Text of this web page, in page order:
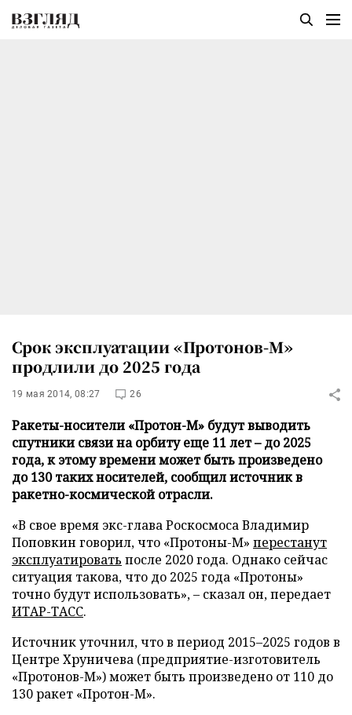
Срок эксплуатации «Протонов-М»
продлили до 2025 года
19 мая 2014, 08:27 26
Ракеты-носители «Протон-М» будут выводить
спутники связи на орбиту еще 11 лет – до 2025
года, к этому времени может быть произведено
до 130 таких носителей, сообщил источник в
ракетно-космической отрасли.
«В свое время экс-глава Роскосмоса Владимир
Поповкин говорил, что «Протоны-М» перестанут
эксплуатировать после 2020 года. Однако сейчас
ситуация такова, что до 2025 года «Протоны»
точно будут использовать», – сказал он, передает
ИТАР-ТАСС.
Источник уточнил, что в период 2015–2025 годов в
Центре Хруничева (предприятие-изготовитель
«Протонов-М») может быть произведено от 110 до
130 ракет «Протон-М».